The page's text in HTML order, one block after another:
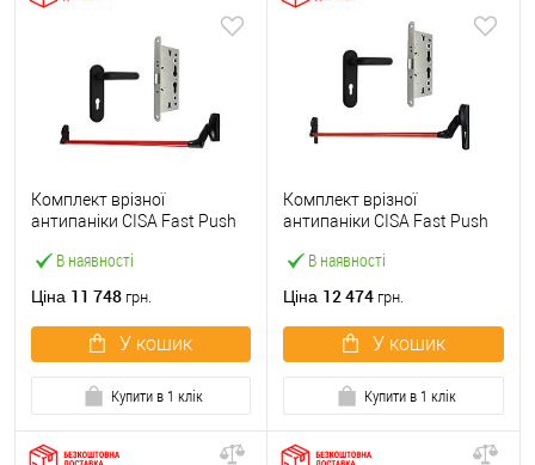
В наявності
Комплект врізної
антипаніки CISA Fast Push
із замком та ручкою
Ціна 11 748 грн.
У кошик
Купити в 1 клік
В наявності
Комплект врізної
антипаніки CISA Fast Push
червоний із замком та
Ціна 12 474 грн.
У кошик
Купити в 1 клік